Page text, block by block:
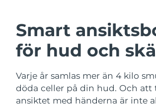
Smart
för hud och
Varje år samlas mer än 4 kilo
döda celler på din hud. Och att
ansiktet med händerna är inte
Ansiktsrengöring
LUNA™ 4-paket
Anti-aging massage
BEAR™ 2-paket
Microcurrent toning
Bahrain
Förväntad
Bermuda Förväntad